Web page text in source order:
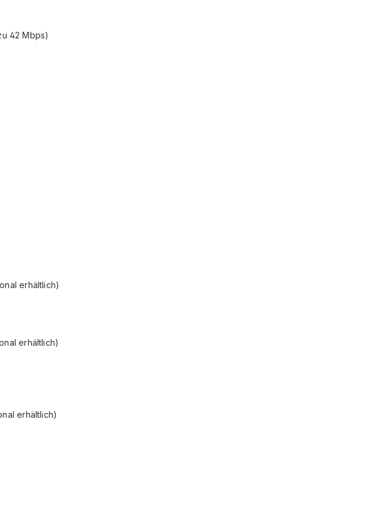
42 Mbps)
erhältlich)
erhältlich)
erhältlich)